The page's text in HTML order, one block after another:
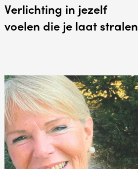
Verlichting in jezelf
voelen die je laat stralen